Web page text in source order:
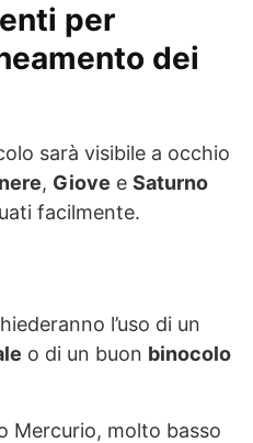
per
dei
sarà visibile a occhio
, Giove e Saturno
facilmente.
l’uso di un
o di un buon binocolo
Mercurio, molto basso